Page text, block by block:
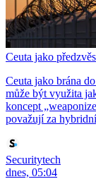
Ceuta jako
Ceuta jako brána
může být využita
koncept
považují za
Securitytech
dnes, 05:04